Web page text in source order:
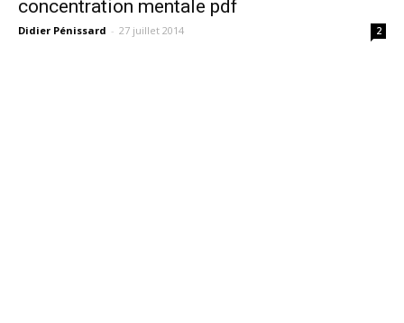
concentration mentale pdf
Didier Pénissard - 27 juillet 2014 2